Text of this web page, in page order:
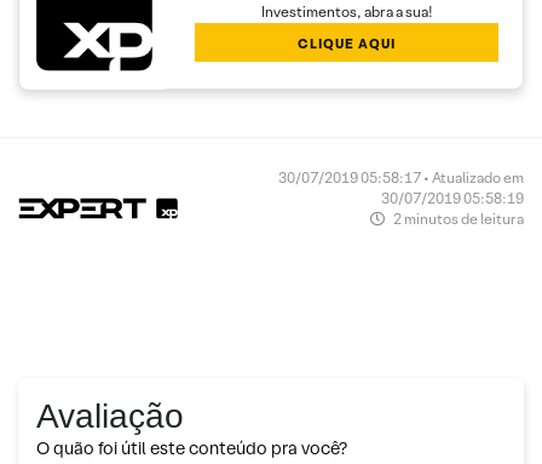
Investimentos, abra a sua!
CLIQUE AQUI
30/07/2019 05:58:17 • Atualizado em
30/07/2019 05:58:19
2 minutos de leitura
Avaliação
O quão foi útil este conteúdo pra você?